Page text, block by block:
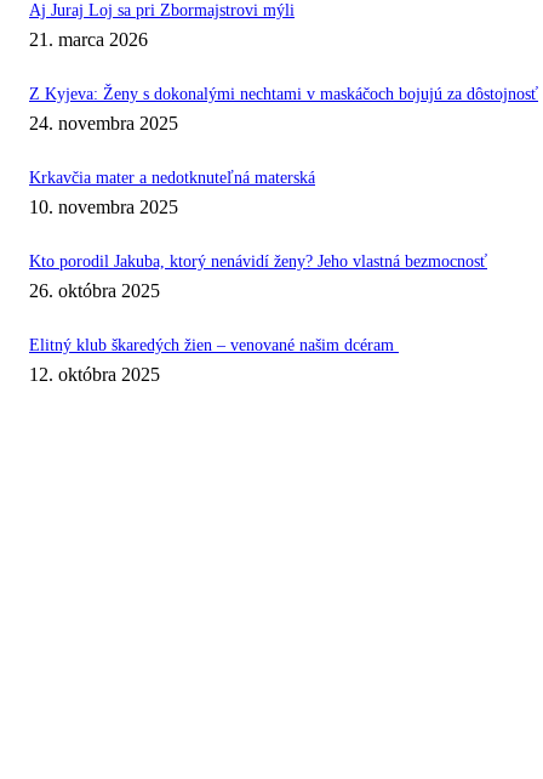
Aj Juraj Loj sa pri Zbormajstrovi mýli
21. marca 2026
Z Kyjeva: Ženy s dokonalými nechtami v maskáčoch bojujú za dôstojnosť
24. novembra 2025
Krkavčia mater a nedotknuteľná materská
10. novembra 2025
Kto porodil Jakuba, ktorý nenávidí ženy? Jeho vlastná bezmocnosť
26. októbra 2025
Elitný klub škaredých žien – venované našim dcéram
12. októbra 2025